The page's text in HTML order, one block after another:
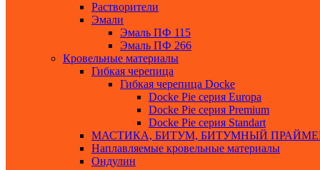
Растворители
Эмали
Эмаль ПФ 115
Эмаль ПФ 266
Кровельные материалы
Гибкая черепица
Гибкая черепица Docke
Docke Pie серия Europa
Docke Pie серия Premium
Docke Pie серия Standart
МАСТИКА, БИТУМ, БИТУМНЫЙ
Наплавляемые кровельные материалы
Ондулин